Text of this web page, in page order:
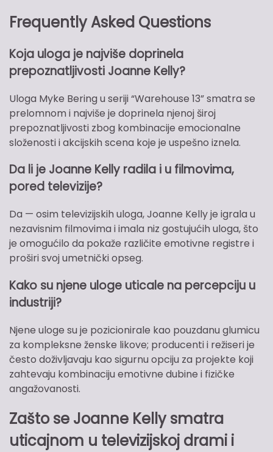
Frequently Asked Questions
Koja uloga je najviše doprinela
prepoznatljivosti Joanne Kelly?
Uloga Myke Bering u seriji “Warehouse 13” smatra se
prelomnom i najviše je doprinela njenoj široj
prepoznatljivosti zbog kombinacije emocionalne
složenosti i akcijskih scena koje je uspešno iznela.
Da li je Joanne Kelly radila i u filmovima,
pored televizije?
Da — osim televizijskih uloga, Joanne Kelly je igrala u
nezavisnim filmovima i imala niz gostujućih uloga, što
je omogućilo da pokaže različite emotivne registre i
proširi svoj umetnički opseg.
Kako su njene uloge uticale na percepciju u
industriji?
Njene uloge su je pozicionirale kao pouzdanu glumicu
za kompleksne ženske likove; producenti i režiseri je
često doživljavaju kao sigurnu opciju za projekte koji
zahtevaju kombinaciju emotivne dubine i fizičke
angažovanosti.
Zašto se Joanne Kelly smatra
uticajnom u televizijskoj drami i